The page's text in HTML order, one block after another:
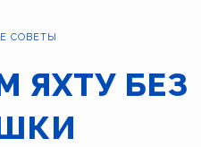
СОВЕТЫ
ЯХТУ БЕЗ